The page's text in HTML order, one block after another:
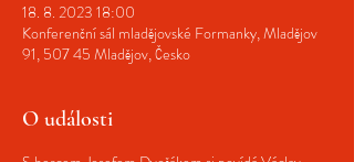
18. 8. 2023 18:00
Konferenční sál mladějovské Formanky, Mladějov
91, 507 45 Mladějov, Česko
O události